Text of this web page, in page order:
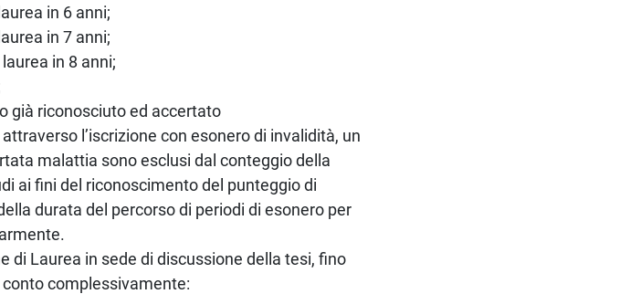
in 6 anni;
in 7 anni;
in 8 anni;
già riconosciuto ed accertato
l’iscrizione con esonero di invalidità, un
malattia sono esclusi dal conteggio della
ai fini del riconoscimento del punteggio di
durata del percorso di periodi di esonero per
di Laurea in sede di discussione della tesi, fino
complessivamente: